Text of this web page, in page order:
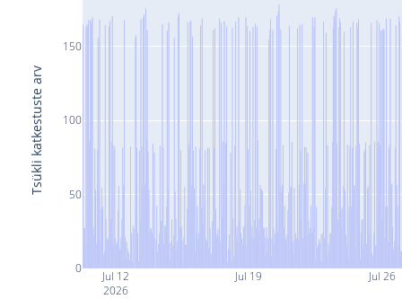
Jul 12
2026
Jul 19 Jul 26
0
50
100
150
Tsükli katkestuste arv